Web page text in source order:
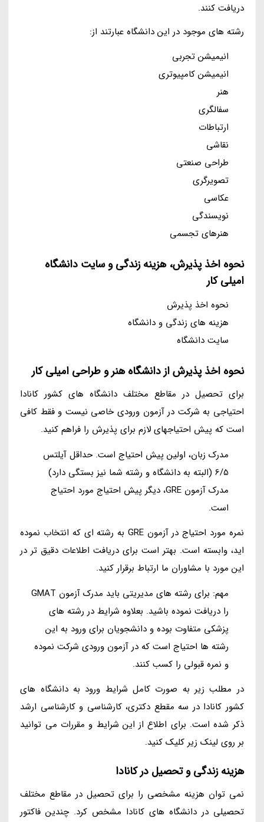
دریافت کنند.
رشته های موجود در این دانشگاه عبارتند از:
انیمیشن تجربی
انیمیشن کامپیوتری
هنر
سفالگری
ارتباطات
نقاشی
طراحی صنعتی
تصویرگری
عکاسی
نویسندگی
هنرهای تجسمی
نحوه اخذ پذیرش، هزینه زندگی و سایت دانشگاه
امیلی کار
نحوه اخذ پذیرش
هزینه های زندگی و دانشگاه
سایت دانشگاه
نحوه اخذ پذیرش از دانشگاه هنر و طراحی امیلی کار
برای تحصیل در مقاطع مختلف دانشگاه های کشور کانادا
احتیاجی به شرکت در آزمون ورودی خاصی نیست و فقط کافی
است که پیش احتیاجهای لازم برای پذیرش را فراهم کنید.
مدرک زبان، اولین پیش احتیاج است. حداقل آیلتس
6/5 (البته به دانشگاه و رشته شما نیز بستگی دارد)
مدرک آزمون GRE، دیگر پیش احتیاج مورد احتیاج
است.
نمره مورد احتیاج در آزمون GRE به رشته ای که انتخاب نموده
اید، وابسته است. بهتر است برای دریافت اطلاعات دقیق تر در
این مورد با مشاوران ما ارتباط برقرار کنید.
مهم: برای رشته های مدیریتی باید مدرک آزمون GMAT
را دریافت نموده باشید. بعلاوه شرایط در رشته های
پزشکی متفاوت بوده و دانشجویان برای ورود به این
رشته ها احتیاج است که در آزمون ورودی شرکت نموده
و نمره قبولی را کسب کنند.
در مطلب زیر به صورت کامل شرایط ورود به دانشگاه های
کشور کانادا در سه مقطع دکتری، کارشناسی و کارشناسی ارشد
ذکر شده است. برای اطلاع از این شرایط و مقررات می توانید
بر روی لینک زیر کلیک کنید.
هزینه زندگی و تحصیل در کانادا
نمی توان هزینه مشخصی را برای تحصیل در مقاطع مختلف
تحصیلی در دانشگاه های کانادا مشخص کرد. چندین فاکتور